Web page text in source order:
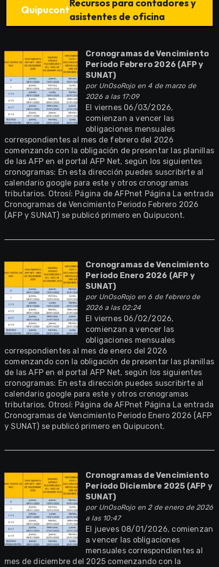
Quipucont
Recursos para contadores y
asistentes de oficina
Cronogramas de Vencimiento
Periodo Febrero 2026 (AFP y
SUNAT)
por UnOsoRojoen 4 de marzo de
2026 a las 17:09
El viernes 06/03/2026,
comienzan a vencer las
obligaciones mensuales
correspondientes al mes de febrero del 2026
comenzando con la obligación de presentar las planillas
de las AFP en el portal AFP Net, según los siguientes
cronogramas: En esta dirección puedes suscribirte al
calendario google para este y otros cronogramas
tributarios. Otrosí: Página de AFPnet Página La entrada
Cronogramas de Vencimiento Periodo Febrero 2026
(AFP y SUNAT) se publicó primero en Quipucont.
Cronogramas de Vencimiento
Periodo Enero 2026 (AFP y
SUNAT)
por UnOsoRojoen 6 de febrero de
2026 a las 02:24
El viernes 06/02/2026,
comienzan a vencer las
obligaciones mensuales
correspondientes al mes de enero del 2026
comenzando con la obligación de presentar las planillas
de las AFP en el portal AFP Net, según los siguientes
cronogramas: En esta dirección puedes suscribirte al
calendario google para este y otros cronogramas
tributarios. Otrosí: Página de AFPnet Página La entrada
Cronogramas de Vencimiento Periodo Enero 2026 (AFP
y SUNAT) se publicó primero en Quipucont.
Cronogramas de Vencimiento
Periodo Diciembre 2025 (AFP y
SUNAT)
por UnOsoRojoen 2 de enero de 2026
a las 10:47
El jueves 08/01/2026, comienzan
a vencer las obligaciones
mensuales correspondientes al
mes de diciembre del 2025 comenzando con la